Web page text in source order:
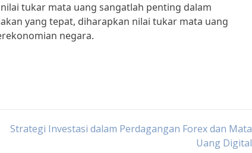
tukar mata uang sangatlah penting dalam
yang tepat, diharapkan nilai tukar mata uang
negara.
Strategi Investasi dalam Perdagangan Forex dan Mata
Uang Digital